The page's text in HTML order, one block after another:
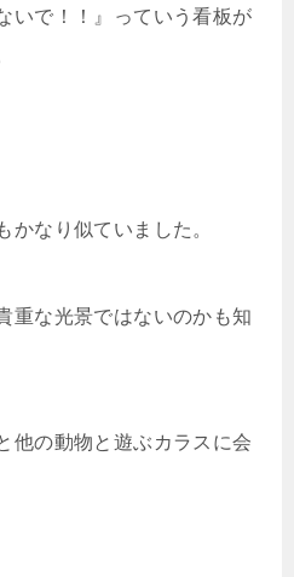
いで！！』っていう看板が
かなり似ていました。
重な光景ではないのかも知
他の動物と遊ぶカラスに会